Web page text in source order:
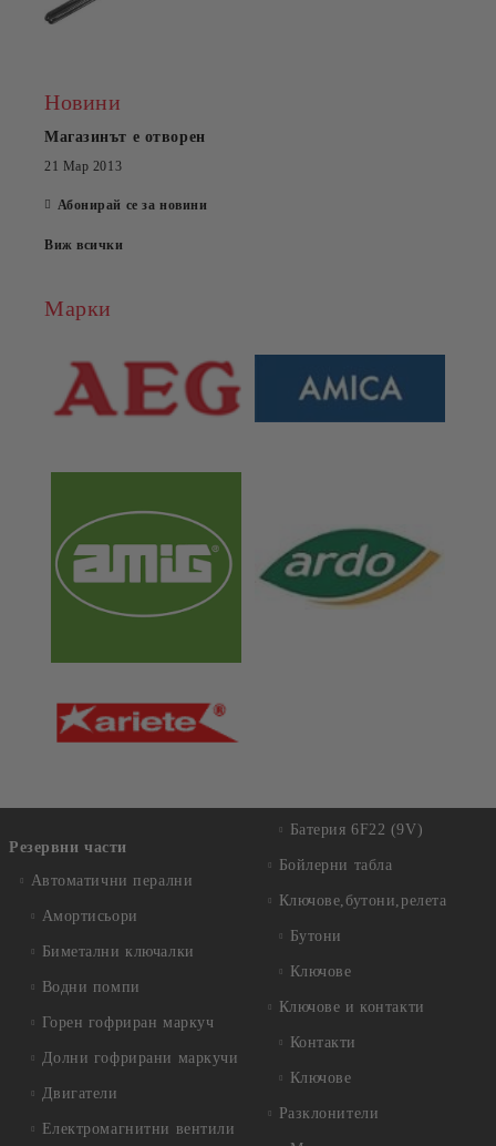
Новини
Магазинът е отворен
21 Мар 2013
Абонирай се за новини
Виж всички
Марки
Резервни части
Автоматични перални
Амортисьори
Биметални ключалки
Водни помпи
Горен гофриран маркуч
Долни гофрирани маркучи
Двигатели
Електромагнитни вентили
Батерия 6F22 (9V)
Бойлерни табла
Ключове,бутони,релета
Бутони
Ключове
Ключове и контакти
Контакти
Ключове
Разклонители